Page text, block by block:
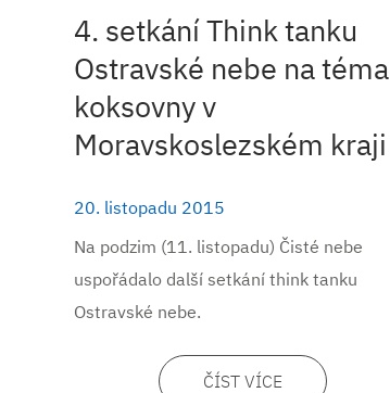
4. setkání Think tanku
Ostravské nebe na téma
koksovny v
Moravskoslezském kraji
20. listopadu 2015
Na podzim (11. listopadu) Čisté nebe
uspořádalo další setkání think tanku
Ostravské nebe.
ČÍST VÍCE